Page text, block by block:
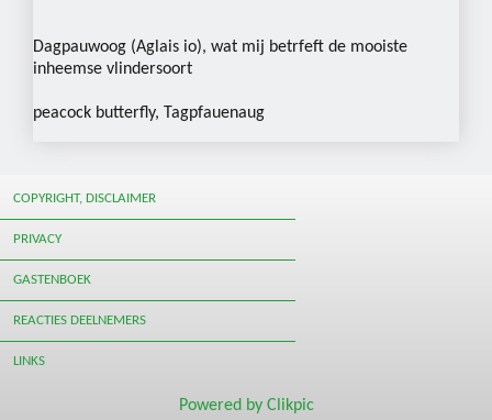
Dagpauwoog (Aglais io), wat mij betrfeft de mooiste
inheemse vlindersoort
peacock butterfly, Tagpfauenaug
COPYRIGHT, DISCLAIMER
PRIVACY
GASTENBOEK
REACTIES DEELNEMERS
LINKS
Powered by Clikpic